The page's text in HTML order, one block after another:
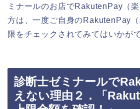
ミナールのお店でRakutenPay（
方は、一度ご自身のRakutenPay
限をチェックされてみてはいかが
診断士ゼミナールで
えない理由２．「